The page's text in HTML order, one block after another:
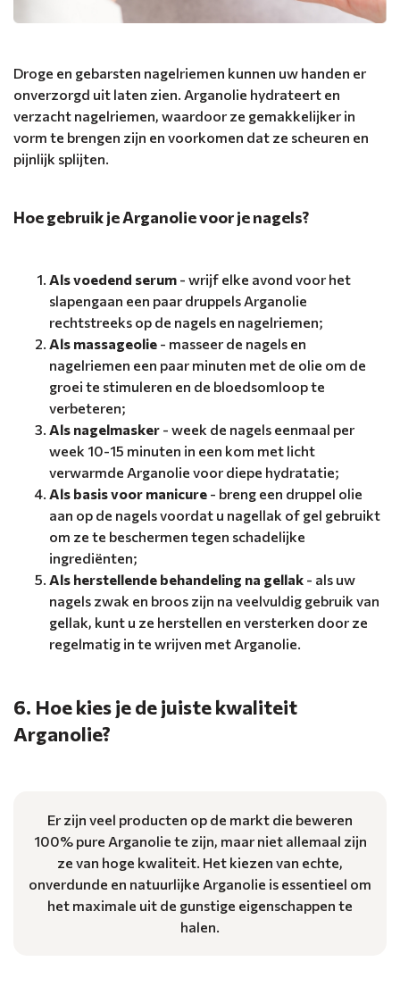
Droge en gebarsten nagelriemen kunnen uw handen er
onverzorgd uit laten zien. Arganolie hydrateert en
verzacht nagelriemen, waardoor ze gemakkelijker in
vorm te brengen zijn en voorkomen dat ze scheuren en
pijnlijk splijten.
Hoe gebruik je Arganolie voor je nagels?
Als voedend serum - wrijf elke avond voor het
slapengaan een paar druppels Arganolie
rechtstreeks op de nagels en nagelriemen;
Als massageolie - masseer de nagels en
nagelriemen een paar minuten met de olie om de
groei te stimuleren en de bloedsomloop te
verbeteren;
Als nagelmasker - week de nagels eenmaal per
week 10-15 minuten in een kom met licht
verwarmde Arganolie voor diepe hydratatie;
Als basis voor manicure - breng een druppel olie
aan op de nagels voordat u nagellak of gel gebruikt
om ze te beschermen tegen schadelijke
ingrediënten;
Als herstellende behandeling na gellak - als uw
nagels zwak en broos zijn na veelvuldig gebruik van
gellak, kunt u ze herstellen en versterken door ze
regelmatig in te wrijven met Arganolie.
6. Hoe kies je de juiste kwaliteit
Arganolie?
Er zijn veel producten op de markt die beweren
100% pure Arganolie te zijn, maar niet allemaal zijn
ze van hoge kwaliteit. Het kiezen van echte,
onverdunde en natuurlijke Arganolie is essentieel om
het maximale uit de gunstige eigenschappen te
halen.